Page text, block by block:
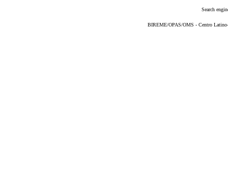
Search
BIREME/OPAS/OMS - Centro Latino-